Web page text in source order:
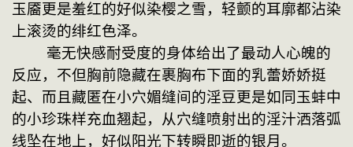
玉靥更是羞红的好似染樱之雪，轻颤的耳廓都沾染
上滚烫的绯红色泽。
反应，不但胸前隐藏在裹胸布下面的乳蕾娇娇挺
起、而且藏匿在小穴媚缝间的淫豆更是如同玉蚌中
的小珍珠样充血翘起，从穴缝喷射出的淫汁洒落弧
线坠在地上，好似阳光下转瞬即逝的银月。